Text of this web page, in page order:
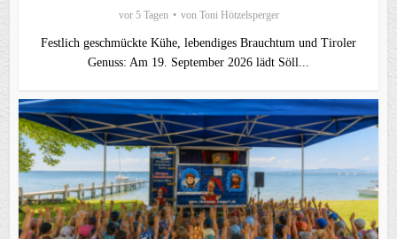
vor 5 Tagen von Toni Hötzelsperger
Festlich geschmückte Kühe, lebendiges Brauchtum und Tiroler
Genuss: Am 19. September 2026 lädt Söll...